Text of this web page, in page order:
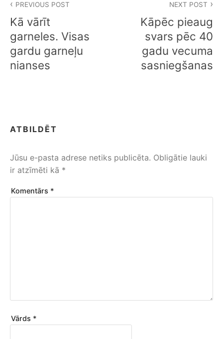
izvēlne
PREVIOUS POST
Kā vārīt
garneles. Visas
gardu garneļu
nianses
NEXT POST
Kāpēc pieaug
svars pēc 40
gadu vecuma
sasniegšanas
ATBILDĒT
Jūsu e-pasta adrese netiks publicēta. Obligātie lauki
ir atzīmēti kā *
Komentārs *
Vārds *